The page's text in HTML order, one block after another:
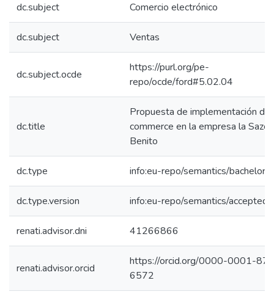
dc.subject Comercio electrónico
dc.subject Ventas
dc.subject.ocde
https://purl.org/pe-
repo/ocde/ford#5.02.04
dc.title
Propuesta de implementación de
commerce en la empresa la
Benito
dc.type info:eu-repo/semantics/
dc.type.version info:eu-repo/semantics/
renati.advisor.dni 41266866
renati.advisor.orcid
https://orcid.org/0000-0001-
6572